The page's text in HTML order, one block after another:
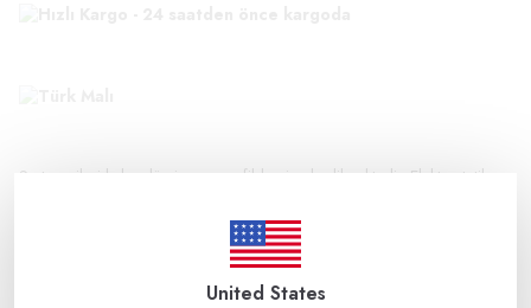
United States
Su terazileri kalın alüminyum profilden imal edilmektedir. Elektrostatik
terazileri 2 adet gösterge taşımaktadır. Ayarlanabilir orta göz ve 90
derece yan göstergeler akrilik malzemeden ileri teknoloji ile üretilmiş
olup sızdırmazlık garantisi taşımaktadır. Su terazilerimizin her iki
yanındaki kapaklar “tpe” termoplastik elastomer (elastik polimer)’den
imal edilmiş olup “Anti -Şok” özelliklidir.